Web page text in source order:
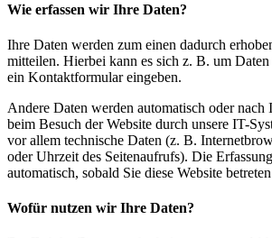
Wie erfassen wir Ihre Daten?
Ihre Daten werden zum einen dadurch
mitteilen. Hierbei kann es sich z. B. um
ein Kontaktformular eingeben.
Andere Daten werden automatisch oder
beim Besuch der Website durch unsere IT-
vor allem technische Daten (z. B.
oder Uhrzeit des Seitenaufrufs). Die
automatisch, sobald Sie diese Website
Wofür nutzen wir Ihre Daten?